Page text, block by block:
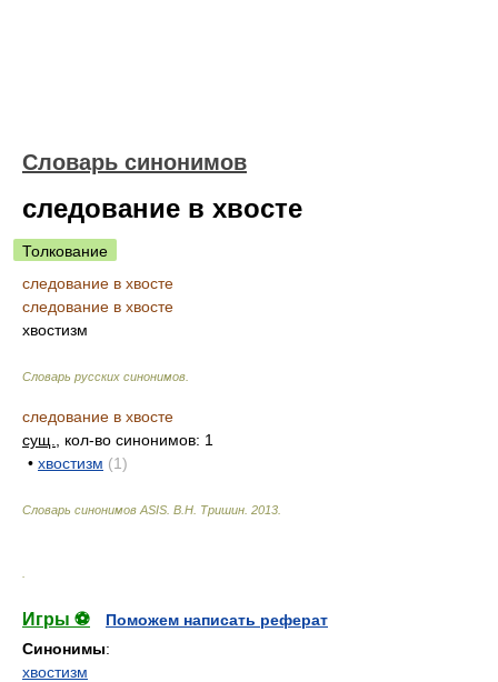
Словарь синонимов
следование в хвосте
Толкование
следование в хвосте
следование в хвосте
хвостизм
Словарь русских синонимов
следование в хвосте
сущ.
, кол-во синонимов: 1
• хвостизм (1)
Словарь синонимов ASIS. В.Н. Тришин 2013
Игры ⚽
Поможем написать реферат
Синонимы:
хвостизм